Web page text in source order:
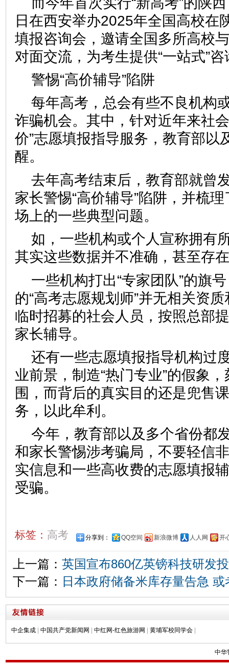
日在西安举办2025年全国高校在
填报咨询会，邀请全国多所高校
对面交流，为考生提供“一站式”
警惕“高价辅导”陷阱
每年高考，总会有些不良机构
诈骗机会。其中，针对近年来社
价”志愿填报指导服务，教育部以
醒。
去年高考结束后，教育部就曾
家长警惕“高价辅导”陷阱，并梳
场上的一些典型问题。
如，一些机构或个人宣称拥有
其实这些数据并不准确，甚至存
一些机构打出“专家团队”的旗
的“高考志愿规划师”并无相关资
临时招募的社会人员，按照总部
家长辅导。
还有一些志愿填报指导机构过
业前景，制造“热门专业”的假象
围，而背后的真实目的还是兜售
务，以此牟利。
今年，教育部以及多个省份都
和家长警惕涉考骗局，不要轻信
实信息和一些高收费的志愿填报
受骗。
标签： 高考 分享到： QQ空间 新浪微博 人人网 开
上一篇： 英国宣布860亿英镑科技研发
下一篇： 日本政府储备米库存量告急
中企集成 | 中国共产党新闻网 | 中红网-红色旅游网 | 黄埔军校同学会 |
中华